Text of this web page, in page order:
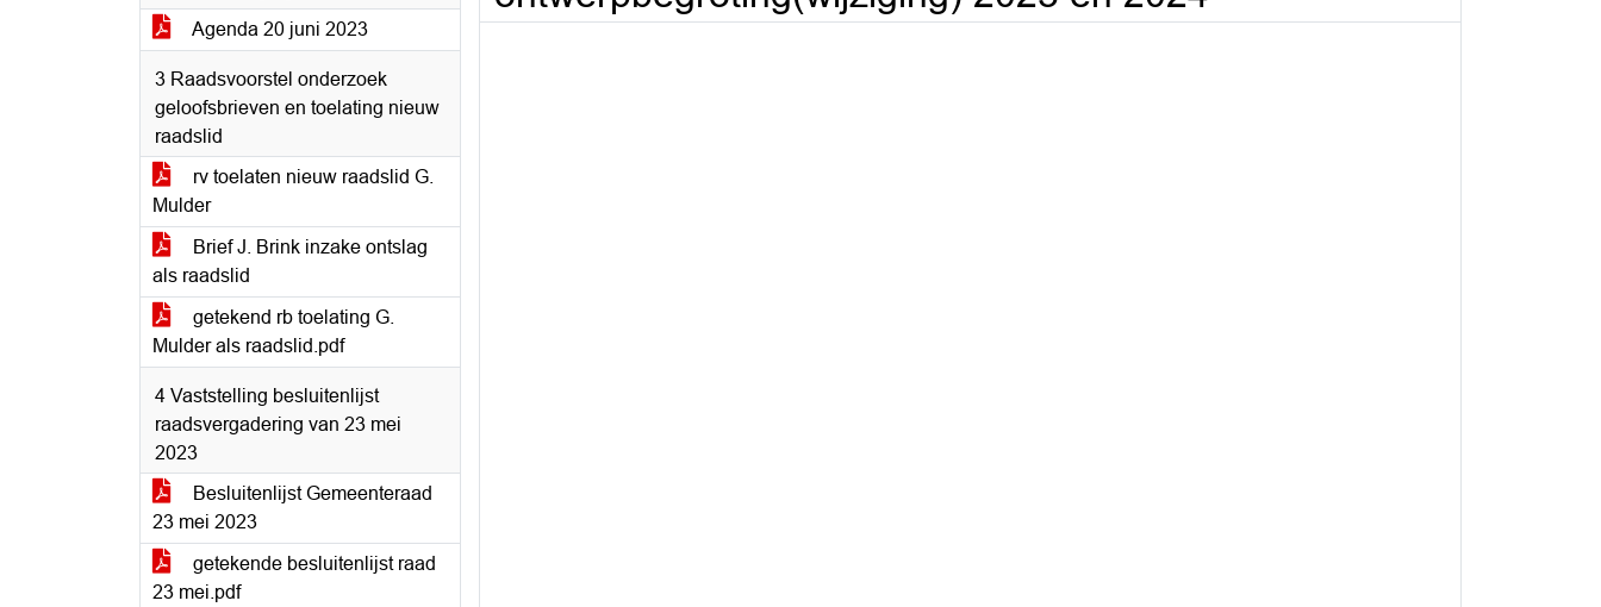
Agenda 20 juni 2023
3 Raadsvoorstel onderzoek
geloofsbrieven en toelating nieuw
raadslid
rv toelaten nieuw raadslid G.
Mulder
Brief J. Brink inzake ontslag
als raadslid
getekend rb toelating G.
Mulder als raadslid.pdf
4 Vaststelling besluitenlijst
raadsvergadering van 23 mei
2023
Besluitenlijst Gemeenteraad
23 mei 2023
getekende besluitenlijst raad
23 mei.pdf